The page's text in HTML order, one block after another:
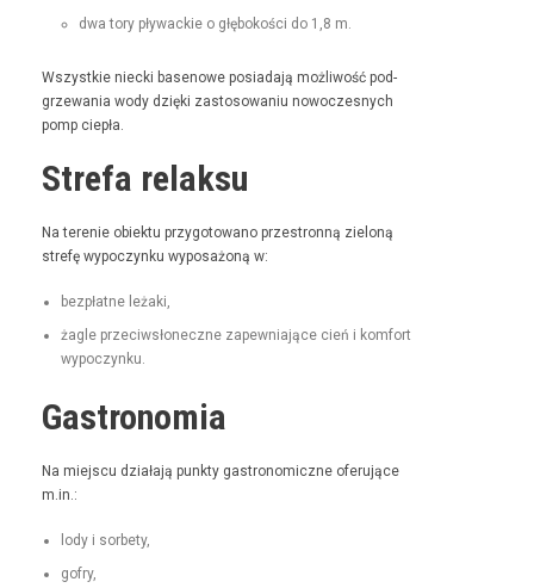
dwa tory pływack­ie o głębokoś­ci do 1,8 m.
Wszys­tkie niec­ki basenowe posi­ada­ją możli­wość pod­
grze­wa­nia wody dzię­ki zas­tosowa­niu nowoczes­nych
pomp ciepła.
Strefa relaksu
Na tere­nie obiek­tu przy­go­towano prze­stron­ną zieloną
stre­fę wypoczynku wyposażoną w:
bezpłatne leża­ki,
żagle prze­ci­wsłoneczne zapew­ni­a­jące cień i kom­fort
wypoczynku.
Gastronomia
Na miejs­cu dzi­ała­ją punk­ty gas­tro­nom­iczne ofer­u­jące
m.in.:
lody i sorbety,
gofry,